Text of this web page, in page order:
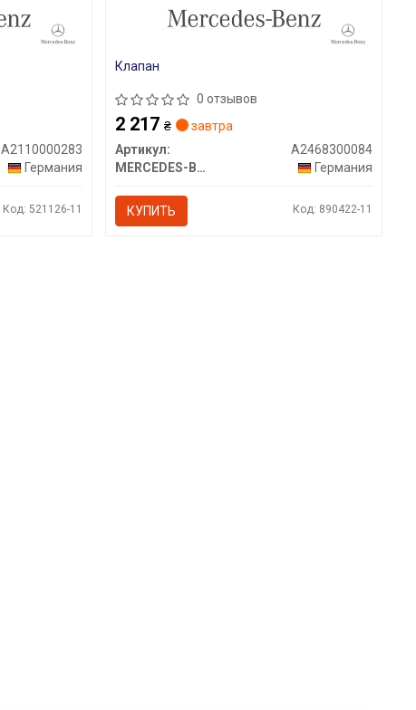
A2110000283
Германия
Код: 521126-11
Клапан
0 отзывов
2 217₴
завтра
Артикул:
A2468300084
MERCEDES-BENZ
Германия
КУПИТЬ Код: 890422-11